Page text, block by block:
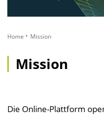
Home Mission
Mission
Die Online-Plattform